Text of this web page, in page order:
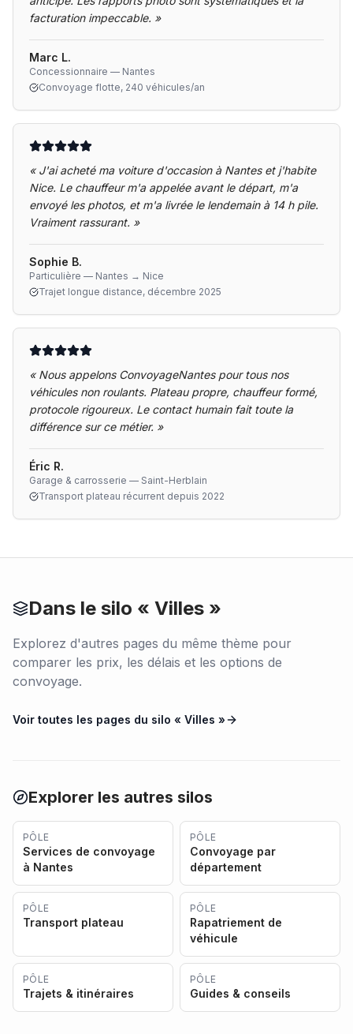
facturation impeccable. »
Marc L.
Concessionnaire — Nantes
Convoyage flotte, 240 véhicules/an
« J'ai acheté ma voiture d'occasion à Nantes et j'habite
Nice. Le chauffeur m'a appelée avant le départ, m'a
envoyé les photos, et m'a livrée le lendemain à 14 h pile.
Vraiment rassurant. »
Sophie B.
Particulière — Nantes → Nice
Trajet longue distance, décembre 2025
« Nous appelons ConvoyageNantes pour tous nos
véhicules non roulants. Plateau propre, chauffeur formé,
protocole rigoureux. Le contact humain fait toute la
différence sur ce métier. »
Éric R.
Garage & carrosserie — Saint-Herblain
Transport plateau récurrent depuis 2022
Dans le silo « Villes »
Explorez d'autres pages du même thème pour
comparer les prix, les délais et les options de
convoyage.
Voir toutes les pages du silo « Villes »
Explorer les autres silos
PÔLE
Services de convoyage
à Nantes
PÔLE
Convoyage par
département
PÔLE
Transport plateau
PÔLE
Rapatriement de
véhicule
PÔLE
Trajets & itinéraires
PÔLE
Guides & conseils